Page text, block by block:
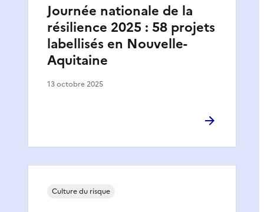
Journée nationale de la
résilience 2025 : 58 projets
labellisés en Nouvelle-
Aquitaine
13 octobre 2025
Culture du risque